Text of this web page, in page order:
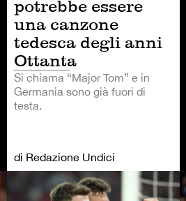
potrebbe essere
una canzone
tedesca degli anni
Ottanta
Si chiama “Major Tom” e in
Germania sono già fuori di
testa.
di Redazione Undici